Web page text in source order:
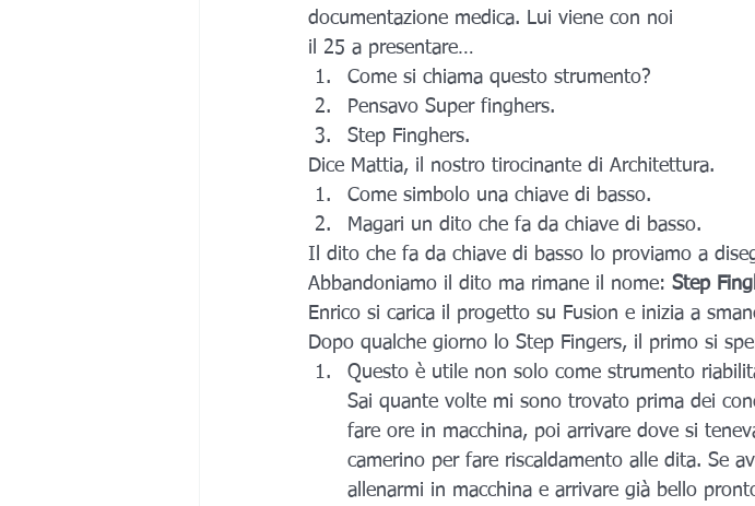
documentazione medica. Lui viene con noi
il 25 a presentare…
Come si chiama questo strumento?
Pensavo Super finghers.
Step Finghers.
Dice Mattia, il nostro tirocinante di Architettura.
Come simbolo una chiave di basso.
Magari un dito che fa da chiave di basso.
Il dito che fa da chiave di basso lo proviamo a
Abbandoniamo il dito ma rimane il nome: Step
Enrico si carica il progetto su Fusion e inizia a
Dopo qualche giorno lo Step Fingers, il primo si
Questo è utile non solo come strumento
Sai quante volte mi sono trovato prima dei
fare ore in macchina, poi arrivare dove si
camerino per fare riscaldamento alle dita. Se
allenarmi in macchina e arrivare già bello